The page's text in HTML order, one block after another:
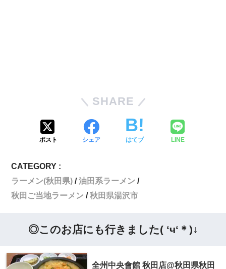
SHARE
ポスト シェア はてブ LINE
CATEGORY :
ラーメン(秋田県)
油田系ラーメン
秋田ご当地ラーメン
秋田県湯沢市
◎このお店にも行きました( ‘ч‘＊)↓
全州中央會館 秋田店@秋田県秋田